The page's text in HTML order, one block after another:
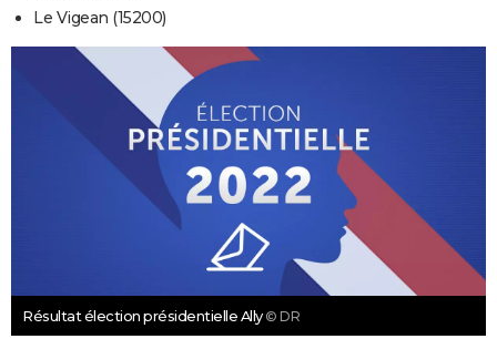
Le Vigean (15200)
Résultat élection présidentielle Ally © DR